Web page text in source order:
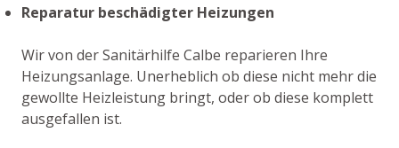
Reparatur beschädigter Heizungen
Wir von der Sanitärhilfe Calbe reparieren Ihre
Heizungsanlage. Unerheblich ob diese nicht mehr die
gewollte Heizleistung bringt, oder ob diese komplett
ausgefallen ist.